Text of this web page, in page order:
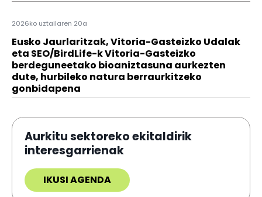
2026ko uztailaren 20a
Eusko Jaurlaritzak, Vitoria-Gasteizko Udalak
eta SEO/BirdLife-k Vitoria-Gasteizko
berdeguneetako bioaniztasuna aurkezten
dute, hurbileko natura berraurkitzeko
gonbidapena
Aurkitu sektoreko ekitaldirik
interesgarrienak
IKUSI AGENDA